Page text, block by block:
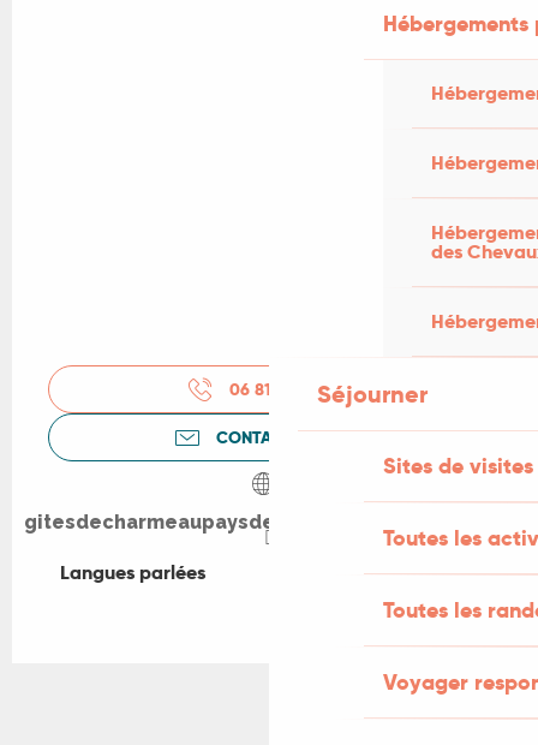
des
Séjourner
Sites de visites
Toutes les
Toutes les
Voyager
06 81 13 50▒▒
CONTACTEZ-NOUS
gitesdecharmeaupaysdepadirac.ellohaweb.com
Langues parlées
Langues parlées